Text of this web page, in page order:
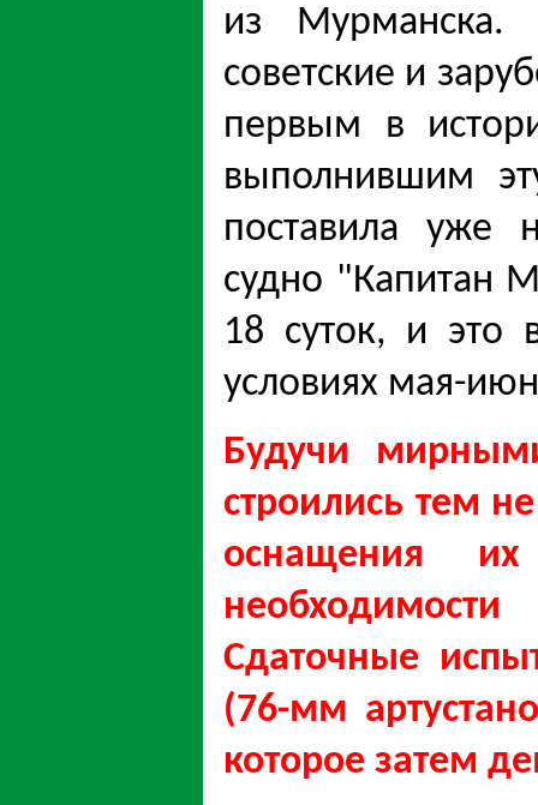
из Мурманска.
советские и
первым в
выполнившим
поставила уже
судно "Капитан
18 суток, и это
условиях мая-
Будучи
строились тем
оснащения
Сдаточные
(76-мм
которое затем